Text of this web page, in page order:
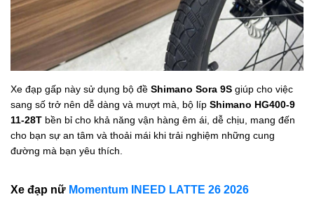
Xe đạp gấp này sử dụng bộ đề Shimano Sora 9S giúp cho việc
sang số trở nên dễ dàng và mượt mà, bộ líp Shimano HG400-9
11-28T bền bỉ cho khả năng vận hàng êm ái, dễ chịu, mang đến
cho bạn sự an tâm và thoải mái khi trải nghiệm những cung
đường mà bạn yêu thích.
Xe đạp nữ Momentum INEED LATTE 26 2026